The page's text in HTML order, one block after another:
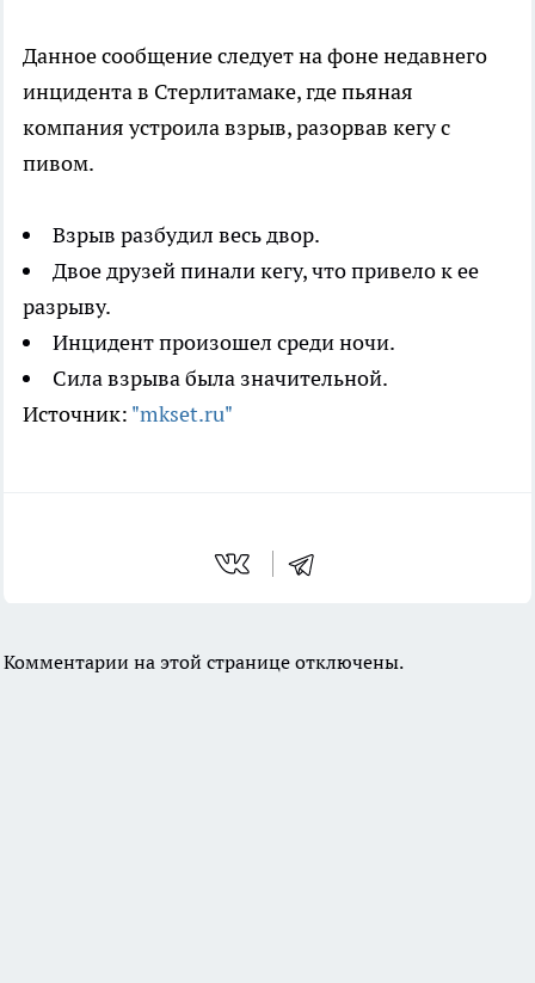
Данное сообщение следует на фоне недавнего
инцидента в Стерлитамаке, где пьяная
компания устроила взрыв, разорвав кегу с
пивом.
Взрыв разбудил весь двор.
Двое друзей пинали кегу, что привело к ее
разрыву.
Инцидент произошел среди ночи.
Сила взрыва была значительной.
Источник: "mkset.ru"
Комментарии на этой странице отключены.